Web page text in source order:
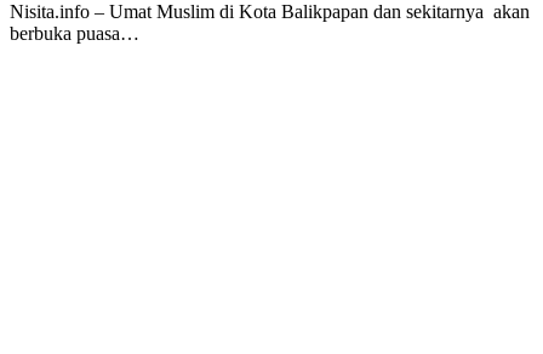
Nisita.info – Umat Muslim di Kota Balikpapan dan sekitarnya akan
berbuka puasa…